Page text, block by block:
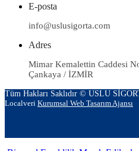
E-posta
info@uslusigorta.com
Adres
Mimar Kemalettin Caddesi
Çankaya / İZMİR
Tüm Hakları Saklıdır © USLU
Localveri Kurumsal Web Tasarım Ajansı